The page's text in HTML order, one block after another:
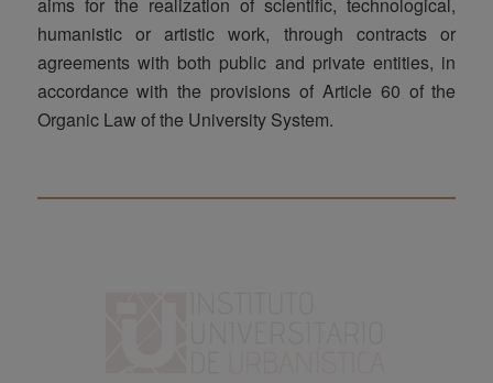
humanistic or artistic work, through contracts or
agreements with both public and private entities, in
accordance with the provisions of Article 60 of the
Organic Law of the University System.